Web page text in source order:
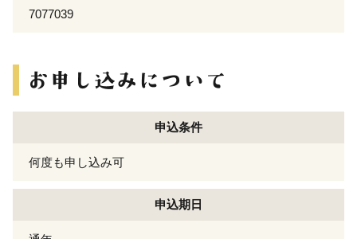
7077039
申込条件
何度も申し込み可
申込期日